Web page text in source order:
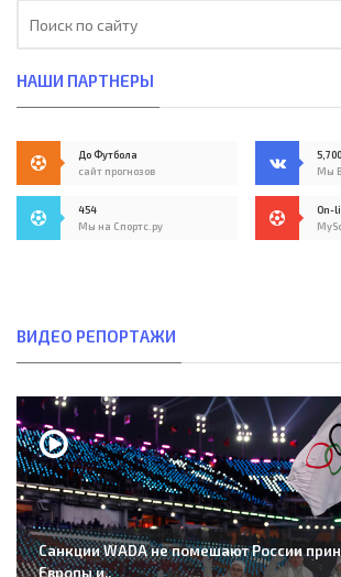
НАШИ ПАРТНЕРЫ
До Футбола
сайт прогнозов
5,700
Мы
454
Мы на Спортс.ру
On-
ВИДЕО РЕПОРТАЖИ
Санкции WADA не помешают России
Европы и..